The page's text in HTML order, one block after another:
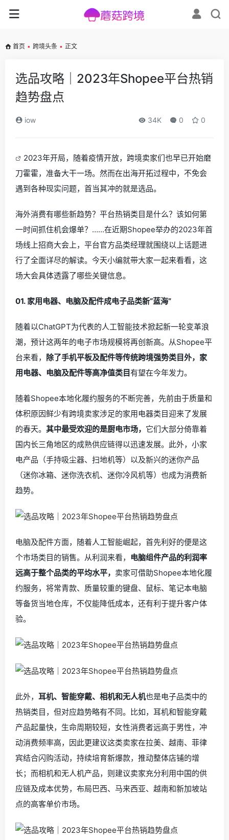
首页 • 跨境头条 • 正文
选品攻略｜2023年Shopee平台热销
趋势盘点
iow 34K 0 0
2023年开局，随着疫情开放，跨境卖家们也早已开始磨
刀霍霍，准备大干一场。然而在出海开拓过程中，不免会
遇到各种现实问题，首当其冲的就是选品。
海外消费有哪些新趋势？平台热销类目是什么？该如何第
一时间抓住机会爆单？……在近期Shopee举办的2023年首
场线上招商大会上，平台官方品类经理就围绕以上话题进
行了全面详尽的解读。今天小编就带大家一起来看看，这
场大会具体透露了哪些关键信息。
01. 家用电器、电脑及配件成电子品类新“蓝海”
随着以ChatGPT为代表的人工智能技术掀起新一轮变革浪
潮，预计这两年的电子市场规模将再创新高。从Shopee平
台来看， 除了手机平板及配件等传统跨境强势类目外，家
用电器、电脑及配件等高净值类目有望在今年发力。
随着Shopee本地化履约服务的不断完善，先前由于质量和
体积原因鲜少有跨境卖家涉足的家用电器类目迎来了发展
的春天。 其中最受欢迎的是厨电市场， 它们大部分倚靠着
国内长三角地区的成熟供应链得以迅速发展。此外，小家
电产品（手持吸尘器、扫地机等）以及新兴的迷你产品
（迷你冰箱、迷你洗衣机、迷你冷风机等）也成为消费新
趋势。
电脑及配件方面，随着人工智能崛起，首先利好的便是这
个市场类目的销售。从利润来看， 电脑组件产品的利润率
远高于整个品类的平均水平， 卖家可借助Shopee本地化履
约服务，将常青款、质量较重的键盘、鼠标、笔记本电脑
等备货当地仓库，不仅能降低成本，还有利于提升客户体
验。
此外， 耳机、智能穿戴、相机和无人机也是电子品类中的
热销类目，但对应趋势略有不同。比如，耳机和智能穿戴
产品起量快，生命周期较短，女性消费者远高于男性，冲
动消费频率高，因此更建议这类卖家在拉美、越南、菲律
宾结合闪购活动，持续培育新爆款，推动整体店铺的增
长；而相机和无人机产品，则建议卖家充分利用中国的供
应链及成本优势，布局巴西、马来西亚、越南和新加坡站
点的高客单价市场。